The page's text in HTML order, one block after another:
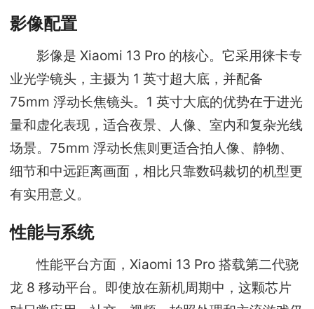
影像配置
影像是 Xiaomi 13 Pro 的核心。它采用徕卡专
业光学镜头，主摄为 1 英寸超大底，并配备
75mm 浮动长焦镜头。1 英寸大底的优势在于进光
量和虚化表现，适合夜景、人像、室内和复杂光线
场景。75mm 浮动长焦则更适合拍人像、静物、
细节和中远距离画面，相比只靠数码裁切的机型更
有实用意义。
性能与系统
性能平台方面，Xiaomi 13 Pro 搭载第二代骁
龙 8 移动平台。即使放在新机周期中，这颗芯片